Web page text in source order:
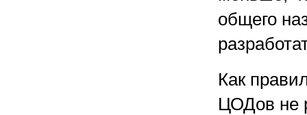
общего
Как
ЦОДов не